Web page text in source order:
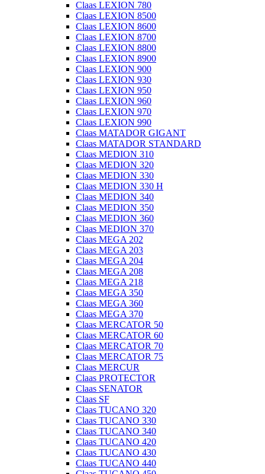
Claas LEXION 780
Claas LEXION 8500
Claas LEXION 8600
Claas LEXION 8700
Claas LEXION 8800
Claas LEXION 8900
Claas LEXION 900
Claas LEXION 930
Claas LEXION 950
Claas LEXION 960
Claas LEXION 970
Claas LEXION 990
Claas MATADOR GIGANT
Claas MATADOR STANDARD
Claas MEDION 310
Claas MEDION 320
Claas MEDION 330
Claas MEDION 330 H
Claas MEDION 340
Claas MEDION 350
Claas MEDION 360
Claas MEDION 370
Claas MEGA 202
Claas MEGA 203
Claas MEGA 204
Claas MEGA 208
Claas MEGA 218
Claas MEGA 350
Claas MEGA 360
Claas MEGA 370
Claas MERCATOR 50
Claas MERCATOR 60
Claas MERCATOR 70
Claas MERCATOR 75
Claas MERCUR
Claas PROTECTOR
Claas SENATOR
Claas SF
Claas TUCANO 320
Claas TUCANO 330
Claas TUCANO 340
Claas TUCANO 420
Claas TUCANO 430
Claas TUCANO 440